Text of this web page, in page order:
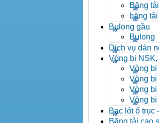
Băng
băng tải
Bulong gầu
Bulong
Dịch vụ dán
băng tải
Vòng bi NSK,
Vòng bi
Vòng bi
lựa
Vòng bi
cầu
Vòng bi
đạn côn
Bạc lót ổ trục
nhông
Băng tải cao